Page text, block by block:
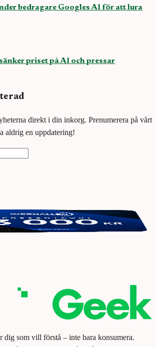
bedragare Googles AI för att lura
priset på AI och pressar
direkt i din inkorg. Prenumerera på vårt
aldrig en uppdatering!
Webhallen. Delta i vår giveaway för
kr.
dig som vill förstå – inte bara konsumera.